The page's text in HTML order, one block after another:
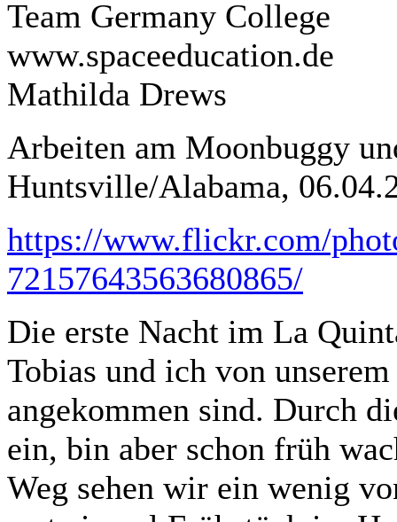
Team Germany College
www.spaceeducation.de
Mathilda Drews
Arbeiten am Moonbuggy
Huntsville/Alabama,
https://www.flickr.com/
72157643563680865/
Die erste Nacht im La
Tobias und ich von
angekommen sind. Durch
ein, bin aber schon früh
Weg sehen wir ein wenig